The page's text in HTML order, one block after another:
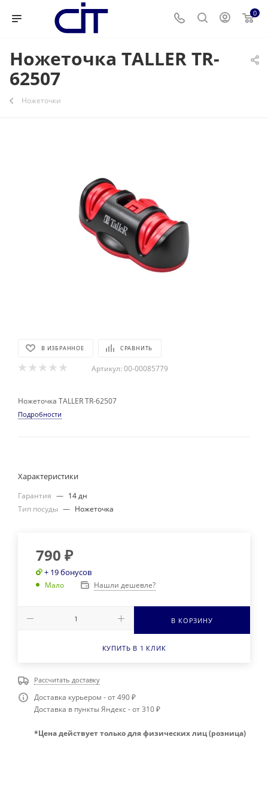
0
Ножеточка TALLER TR-
62507
Ножеточки
В ИЗБРАННОЕ СРАВНИТЬ
Артикул: 00-00085779
Ножеточка TALLER TR-62507
Подробности
Характеристики
Гарантия — 14 дн
Тип посуды — Ножеточка
790 ₽
+ 19 бонусов
Мало Нашли дешевле?
В КОРЗИНУ
КУПИТЬ В 1 КЛИК
Рассчитать доставку
Доставка курьером - от 490 ₽
Доставка в пункты Яндекс - от 310 ₽
*Цена действует только для физических лиц (розница)